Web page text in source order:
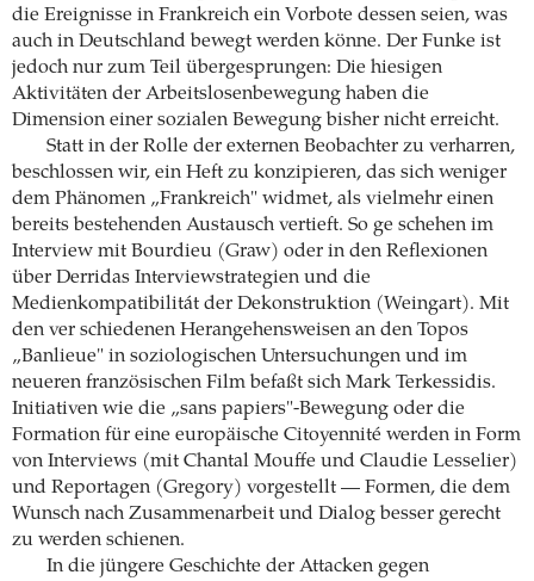
die Ereignisse in Frankreich ein Vorbote dessen seien, was
auch in Deutschland bewegt werden könne. Der Funke ist
jedoch nur zum Teil übergesprungen: Die hiesigen
Aktivitäten der Arbeitslosenbewegung haben die
Dimension einer sozialen Bewegung bisher nicht erreicht.
Statt in der Rolle der externen Beobachter zu verharren,
beschlossen wir, ein Heft zu konzipieren, das sich weniger
dem Phänomen „Frankreich" widmet, als vielmehr einen
bereits bestehenden Austausch vertieft. So ge schehen im
Interview mit Bourdieu (Graw) oder in den Reflexionen
über Derridas Interviewstrategien und die
Medienkompatibilitát der Dekonstruktion (Weingart). Mit
den ver schiedenen Herangehensweisen an den Topos
„Banlieue" in soziologischen Untersuchungen und im
neueren französischen Film befaßt sich Mark Terkessidis.
Initiativen wie die „sans papiers"-Bewegung oder die
Formation für eine europäische Citoyennité werden in Form
von Interviews (mit Chantal Mouffe und Claudie Lesselier)
und Reportagen (Gregory) vorgestellt — Formen, die dem
Wunsch nach Zusammenarbeit und Dialog besser gerecht
zu werden schienen.
In die jüngere Geschichte der Attacken gegen